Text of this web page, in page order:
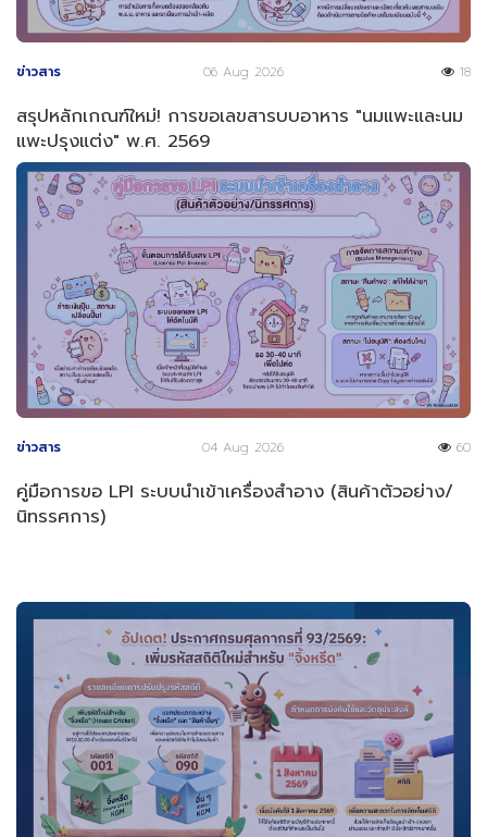
ข่าวสาร 06 Aug 2026 18
สรุปหลักเกณฑ์ใหม่! การขอเลขสารบบอาหาร "นมแพะและนม
แพะปรุงแต่ง" พ.ศ. 2569
ข่าวสาร 04 Aug 2026 60
คู่มือการขอ LPI ระบบนำเข้าเครื่องสำอาง (สินค้าตัวอย่าง/
นิทรรศการ)